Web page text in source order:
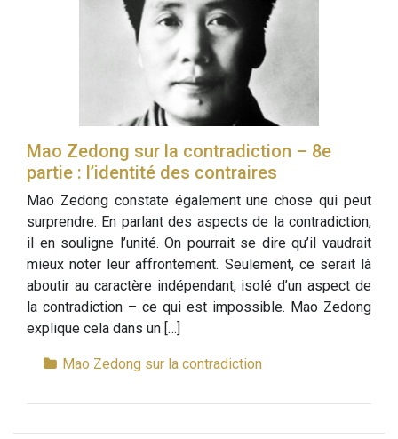
Mao Zedong sur la contradiction – 8e
partie : l’identité des contraires
Mao Zedong constate également une chose qui peut
surprendre. En parlant des aspects de la contradiction,
il en souligne l’unité. On pourrait se dire qu’il vaudrait
mieux noter leur affrontement. Seulement, ce serait là
aboutir au caractère indépendant, isolé d’un aspect de
la contradiction – ce qui est impossible. Mao Zedong
explique cela dans un […]
Mao Zedong sur la contradiction